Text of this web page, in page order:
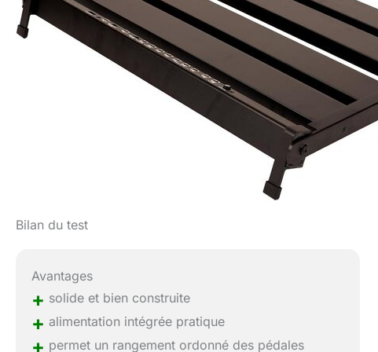
Bilan du test
Avantages
+ solide et bien construite
+ alimentation intégrée pratique
+ permet un rangement ordonné des pédales